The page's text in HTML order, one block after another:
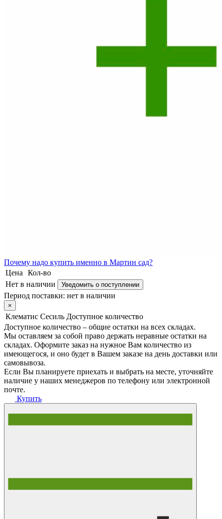
Почему надо купить именно в Мартин сад?
Цена
Кол-во
Нет в наличии
Уведомить о поступлении
Период поставки: нет в наличии
×
Клематис Сесиль Доступное количество
Доступное количество – общие остатки на всех складах.
Мы оставляем за собой право держать неравные остатки на
складах. Оформите заказ на нужное Вам количество из
имеющегося, и оно будет в Вашем заказе на день доставки или
самовывоза.
Если Вы планируете приехать и выбрать на месте, уточняйте
наличие у наших менеджеров по телефону или электронной
почте.
Купить